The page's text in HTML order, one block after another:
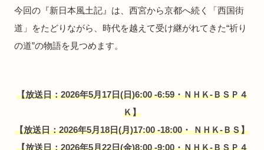
今回の『新日本風土記』は、西宮から京都へ続く「西国街
道」をたどりながら、時代を越えて受け継がれてきた“祈り
の道”の物語を見つめます。
【放送日：2026年5月17日(日)6:00 -6:59・ＮＨＫ-ＢＳＰ４
Ｋ】
【放送日：2026年5月18日(月)17:00 -18:00・ ＮＨＫ-ＢＳ】
【放送日：2026年5月22日(金)8:00 -9:00・ＮＨＫ-ＢＳＰ４